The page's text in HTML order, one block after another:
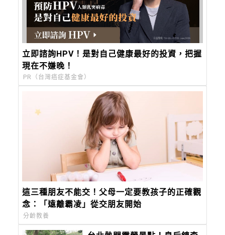
立即諮詢HPV！是對自己健康最好的投資，把握
現在不嫌晚！
PR（台灣癌症基金會）
這三種朋友不能交！父母一定要教孩子的正確觀
念：「遠離霸凌」從交朋友開始
分齡教養